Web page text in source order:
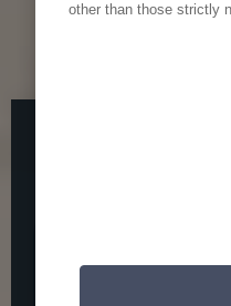
communiquer vos
COLLECTIF
other than those strictly